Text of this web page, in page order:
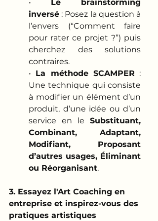
•
Le brainstorming
inversé : Posez la question à
l’envers (“Comment faire
pour rater ce projet ?”) puis
cherchez des solutions
contraires.
• La méthode SCAMPER :
Une technique qui consiste
à modifier un élément d’un
produit, d’une idée ou d’un
service en le Substituant,
Combinant, Adaptant,
Modifiant, Proposant
d’autres usages, Éliminant
ou Réorganisant.
3. Essayez l'Art Coaching en
entreprise et inspirez-vous des
pratiques artistiques